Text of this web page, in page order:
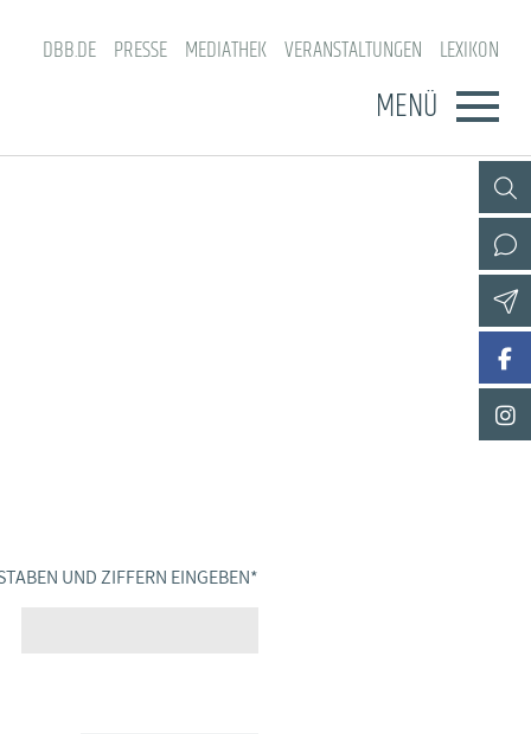
DBB.DE PRESSE MEDIATHEK VERANSTALTUNGEN LEXIKON
MENÜ
UND ZIFFERN EINGEBEN *